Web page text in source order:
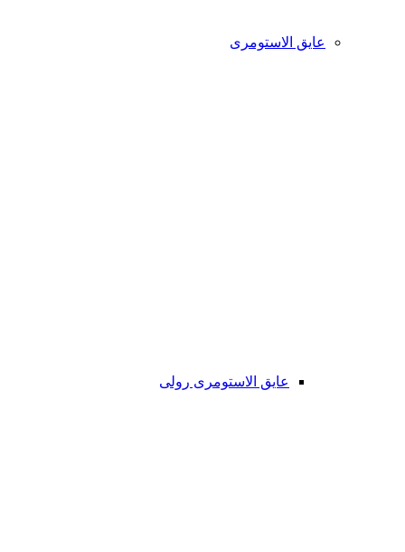
عایق الاستومری
عایق الاستومری رولی